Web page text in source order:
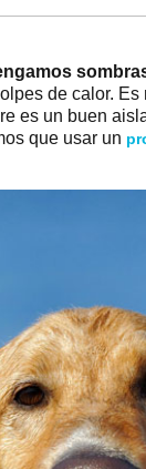
de calor. Es
es un buen
que usar un